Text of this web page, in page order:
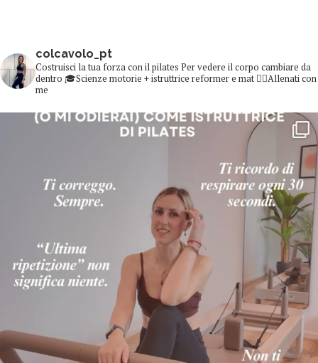
colcavolo_pt
Costruisci la tua forza con il pilates Per vedere il corpo cambiare da
dentro 🎓Scienze motorie + istruttrice reformer e mat 👇🏻Allenati con
me